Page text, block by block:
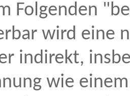
Folgenden
wird eine
indirekt,
wie